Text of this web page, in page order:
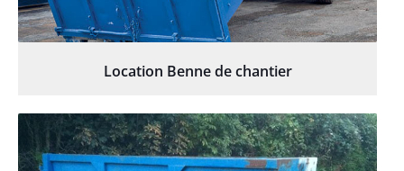
Location Benne de chantier